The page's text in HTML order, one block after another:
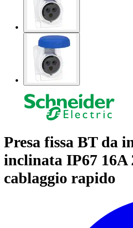
Presa fissa BT da
inclinata IP67 16A
cablaggio rapido